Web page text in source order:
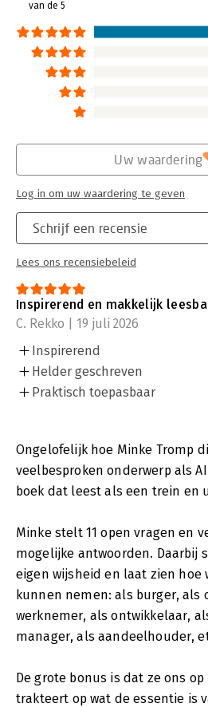
wat AI voor ons als mens betekent,
concreet. Een mooie combinatie van
van blijvend en actueel.
Leiden
Lees verder
van de 5
Schrijf een recensie
Lees ons recensiebeleid
Uw waardering
Log in om uw waardering te geven
Inspirerend en makkelijk
C. Rekko | 19 juli 2026
Inspirerend
Helder geschreven
Praktisch toepasbaar
Ongelofelijk hoe Minke Tromp
veelbesproken onderwerp als
boek dat leest als een trein en
Minke stelt 11 open vragen en
mogelijke antwoorden. Daarbij
eigen wijsheid en laat zien hoe
kunnen nemen: als burger, als
werknemer, als ontwikkelaar,
manager, als aandeelhouder,
De grote bonus is dat ze ons
trakteert op wat de essentie is